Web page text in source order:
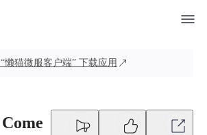
“懒猫微服客户端” 下载应用
Come